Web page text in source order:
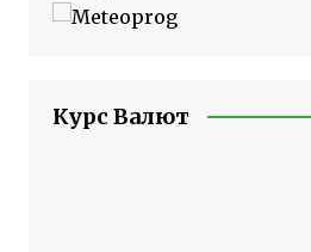
Курс Валют